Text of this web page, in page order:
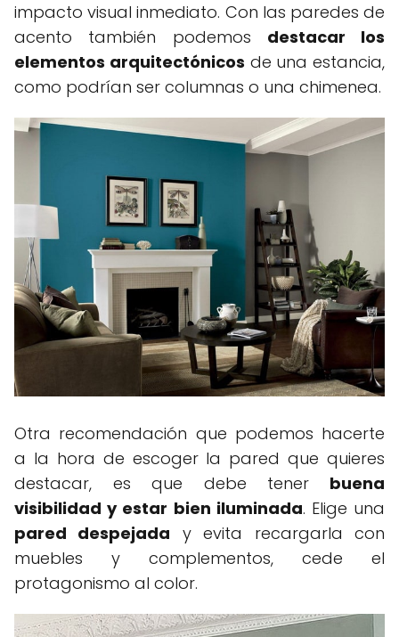
impacto visual inmediato. Con las paredes de
acento también podemos destacar los
elementos arquitectónicos de una estancia,
como podrían ser columnas o una chimenea.
Otra recomendación que podemos hacerte
a la hora de escoger la pared que quieres
destacar, es que debe tener buena
visibilidad y estar bien iluminada. Elige una
pared despejada y evita recargarla con
muebles y complementos, cede el
protagonismo al color.